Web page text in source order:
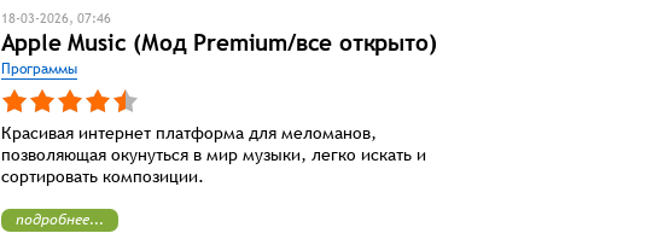
18-03-2026, 07:46
Apple Music (Мод Premium/все открыто)
Программы
Красивая интернет платформа для меломанов,
позволяющая окунуться в мир музыки, легко искать и
сортировать композиции.
подробнее...